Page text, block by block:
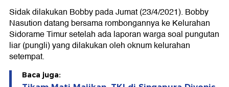
Sidak dilakukan Bobby pada Jumat (23/4/2021). Bobby
Nasution datang bersama rombongannya ke Kelurahan
Sidorame Timur setelah ada laporan warga soal pungutan
liar (pungli) yang dilakukan oleh oknum kelurahan
setempat.
Baca juga: